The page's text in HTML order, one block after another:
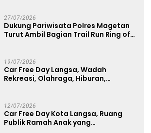
27/07/2026
Dukung Pariwisata Polres Magetan
Turut Ambil Bagian Trail Run Ring of
19/07/2026
Car Free Day Langsa, Wadah
Rekreasi, Olahraga, Hiburan,
12/07/2026
Car Free Day Kota Langsa, Ruang
Publik Ramah Anak yang